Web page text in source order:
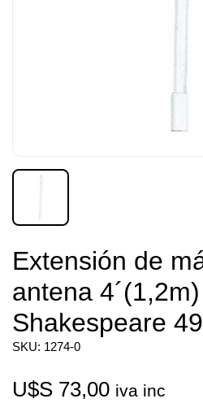
Extensión de
antena 4´(1,2m)
Shakespeare
SKU: 1274-0
U$S 73,00 iva inc